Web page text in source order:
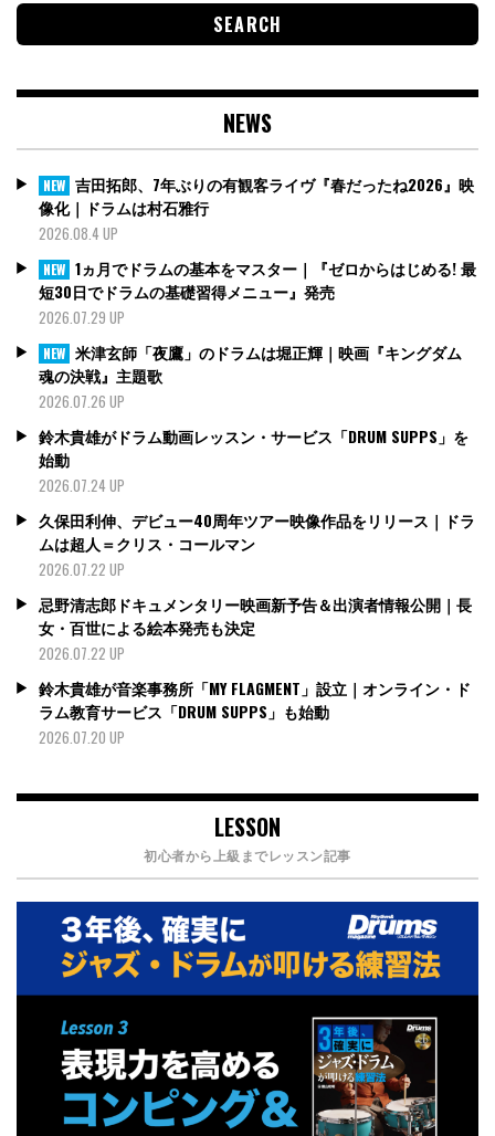
NEWS
NEW 吉田拓郎、7年ぶりの有観客ライヴ『春だったね2026』映
像化｜ドラムは村石雅行
2026.08.4 UP
NEW 1ヵ月でドラムの基本をマスター｜『ゼロからはじめる! 最
短30日でドラムの基礎習得メニュー』発売
2026.07.29 UP
NEW 米津玄師「夜鷹」のドラムは堀正輝｜映画『キングダム
魂の決戦』主題歌
2026.07.26 UP
鈴木貴雄がドラム動画レッスン・サービス「DRUM SUPPS」を
始動
2026.07.24 UP
久保田利伸、デビュー40周年ツアー映像作品をリリース｜ドラ
ムは超人＝クリス・コールマン
2026.07.22 UP
忌野清志郎ドキュメンタリー映画新予告＆出演者情報公開｜長
女・百世による絵本発売も決定
2026.07.22 UP
鈴木貴雄が音楽事務所「MY FLAGMENT」設立｜オンライン・ド
ラム教育サービス「DRUM SUPPS」も始動
2026.07.20 UP
LESSON
初心者から上級までレッスン記事